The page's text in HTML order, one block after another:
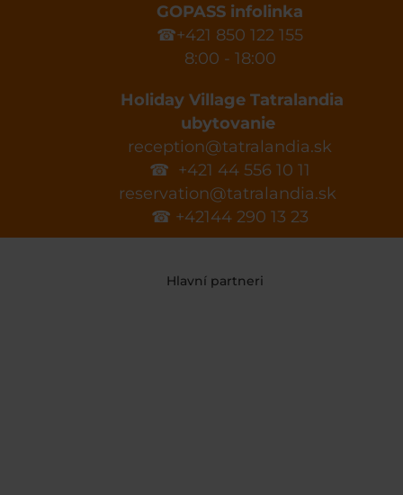
GOPASS infolinka
☎+421 850 122 155
8:00 - 18:00
Holiday Village Tatralandia
ubytovanie
reception@tatralandia.sk
☎ +421 44 556 10 11
reservation@tatralandia.sk
☎ +42144 290 13 23
Hlavní partneri